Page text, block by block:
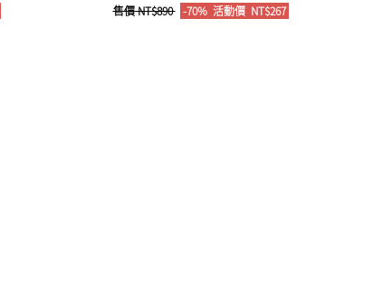
售價NT$890 -70% 活動價NT$267